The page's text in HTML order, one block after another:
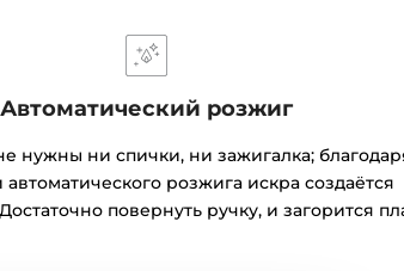
Автоматический розжиг
нужны ни спички, ни зажигалка;
автоматического розжига искра создаётся
повернуть ручку, и загорится